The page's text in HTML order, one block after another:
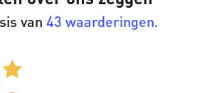
van 43 waarderingen.